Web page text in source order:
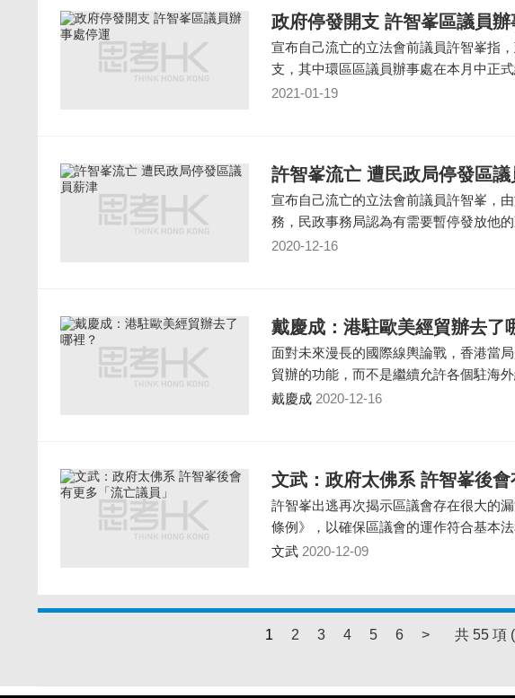
政府停發開支 許智峯區議員辦
宣布自己流亡的立法會前議員許智峯指
支，其中環區區議員辦事處在本月中正式
2021-01-19
許智峯流亡 遭民政局停發區議
宣布自己流亡的立法會前議員許智峯，
務，民政事務局認為有需要暫停發放他的
2020-12-16
戴慶成：港駐歐美經貿辦去了
面對未來漫長的國際線輿論戰，香港當
貿辦的功能，而不是繼續允許各個駐海
戴慶成 2020-12-16
文武：政府太佛系 許智峯後會
許智峯出逃再次揭示區議會存在很大的
條例》，以確保區議會的運作符合基本法
文武 2020-12-09
1 2 3 4 5 6 > 共 55 項